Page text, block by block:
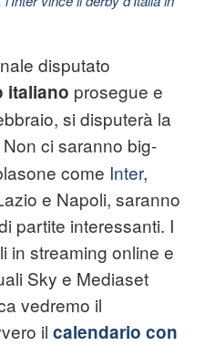
disputato
italiano prosegue e
si disputerà la
Non ci saranno big-
come Inter,
e Napoli, saranno
partite interessanti. I
in streaming online e
Sky e Mediaset
vedremo il
il calendario con